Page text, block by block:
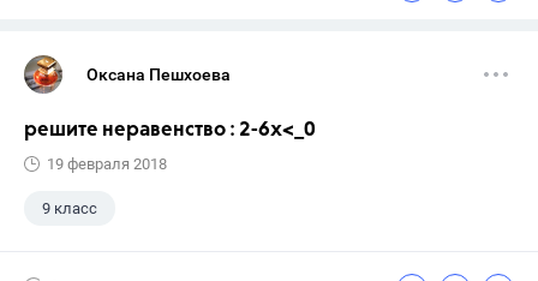
Оксана Пешхоева
решите неравенство : 2-6х<_0
19 февраля 2018
9 класс